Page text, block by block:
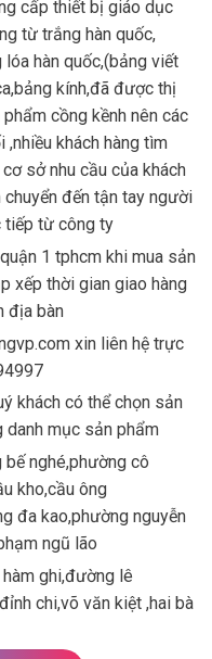
cấp thiết bị giáo dục
từ trắng hàn quốc,
hàn quốc,(bảng viết
kính,đã được thị
cồng kềnh nên các
,nhiều khách hàng tìm
sở nhu cầu của khách
đến tận tay người
tiếp từ công ty
1 tphcm khi mua sản
xếp thời gian giao hàng
địa bàn
xin liên hệ trực
khách có thể chọn sản
danh mục sản phẩm
nghé,phường cô
kho,cầu ông
đa kao,phường nguyễn
ngũ lão
ghi,đường lê
chi,võ văn kiệt ,hai bà